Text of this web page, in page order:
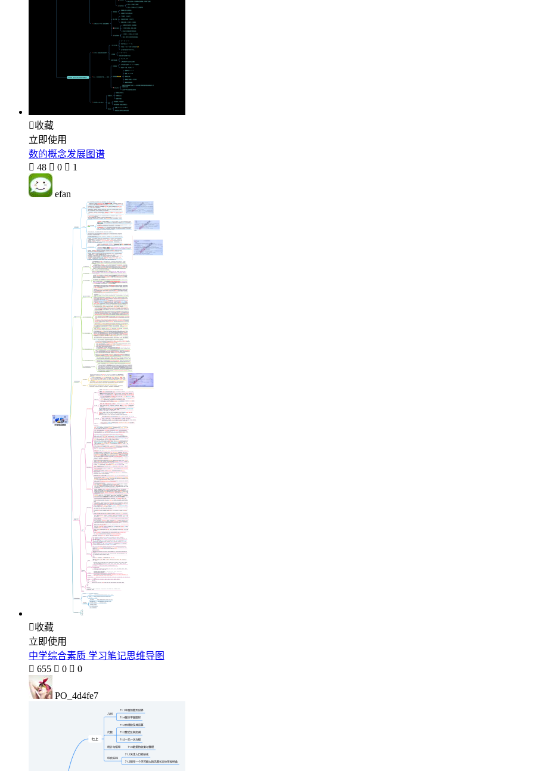
收藏
立即使用
数的概念发展图谱
 48  0  1
efan
收藏
立即使用
中学综合素质 学习笔记思维导图
 655  0  0
PO_4d4fe7